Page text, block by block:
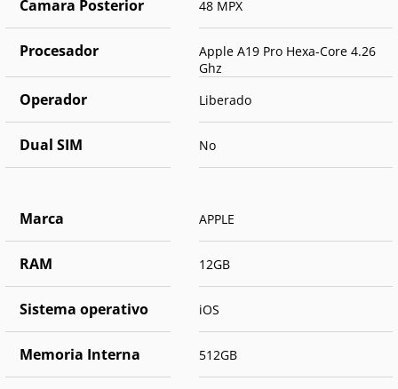
Camara Posterior 48 MPX
Procesador
Apple A19 Pro Hexa-Core 4.26
Ghz
Operador Liberado
Dual SIM No
Marca APPLE
RAM 12GB
Sistema operativo iOS
Memoria Interna 512GB